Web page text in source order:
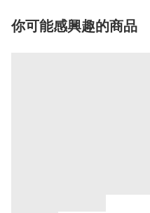
你可能感興趣的商品